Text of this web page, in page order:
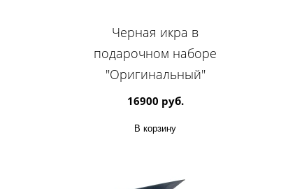
Черная икра в
подарочном наборе
"Оригинальный"
16900 руб.
В корзину